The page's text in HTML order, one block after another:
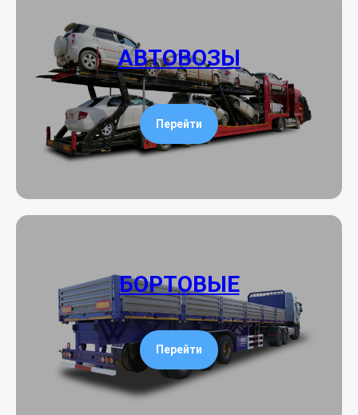
АВТОВОЗЫ
Перейти
БОРТОВЫЕ
Перейти